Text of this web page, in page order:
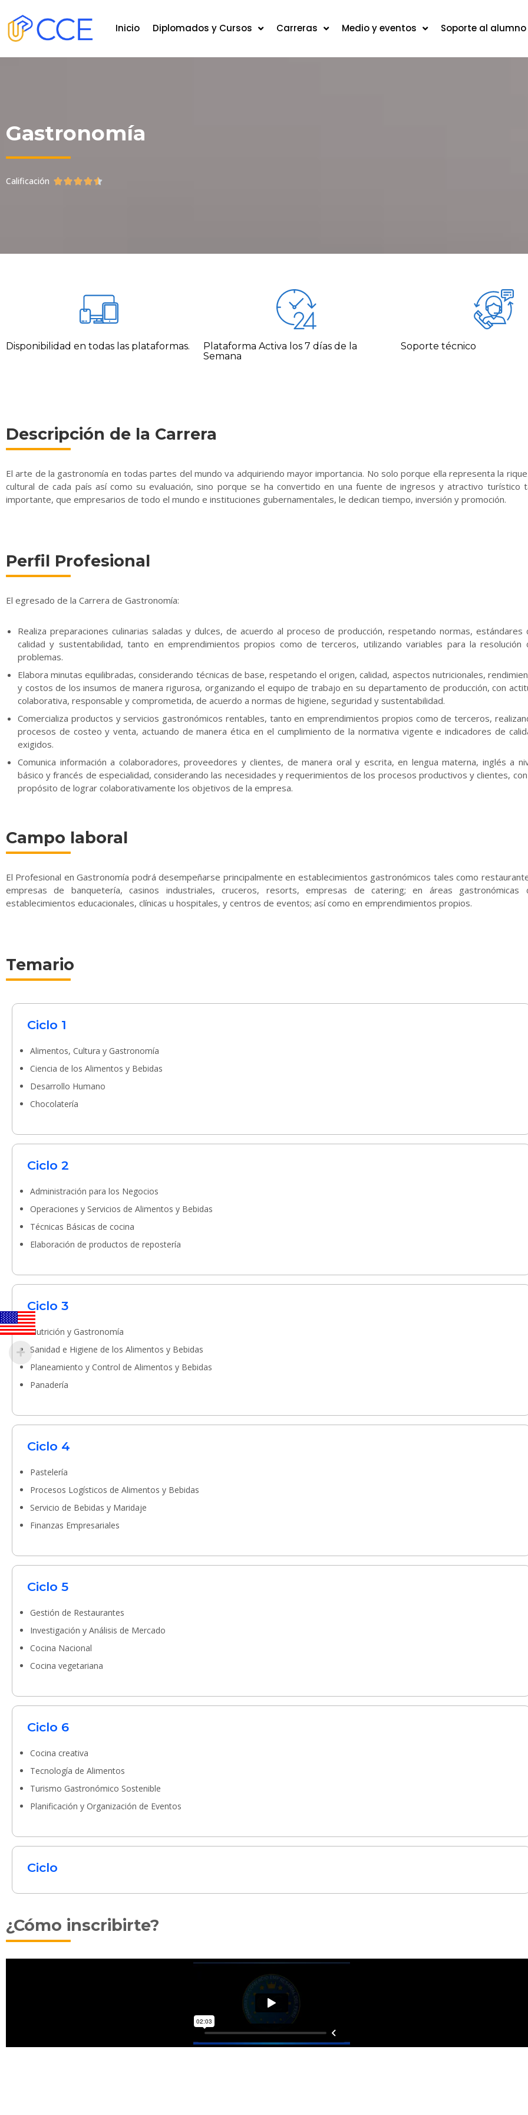
Inicio Diplomados y Cursos Carreras Medio y eventos Soporte al alumno
Gastronomía
Calificación 
Disponibilidad en todas las plataformas.
Plataforma Activa los 7 días de la
Semana
Soporte técnico
Descripción de la Carrera
El arte de la gastronomía en todas partes del mundo va adquiriendo mayor importancia. No solo porque ella representa la
cultural de cada país así como su evaluación, sino porque se ha convertido en una fuente de ingresos y atractivo turístico
importante, que empresarios de todo el mundo e instituciones gubernamentales, le dedican tiempo, inversión y promoción.
Perfil Profesional
El egresado de la Carrera de Gastronomía:
Realiza preparaciones culinarias saladas y dulces, de acuerdo al proceso de producción, respetando normas, estándares
calidad y sustentabilidad, tanto en emprendimientos propios como de terceros, utilizando variables para la resolución
problemas.
Elabora minutas equilibradas, considerando técnicas de base, respetando el origen, calidad, aspectos nutricionales,
y costos de los insumos de manera rigurosa, organizando el equipo de trabajo en su departamento de producción, con
colaborativa, responsable y comprometida, de acuerdo a normas de higiene, seguridad y sustentabilidad.
Comercializa productos y servicios gastronómicos rentables, tanto en emprendimientos propios como de terceros,
procesos de costeo y venta, actuando de manera ética en el cumplimiento de la normativa vigente e indicadores de
exigidos.
Comunica información a colaboradores, proveedores y clientes, de manera oral y escrita, en lengua materna, inglés a
básico y francés de especialidad, considerando las necesidades y requerimientos de los procesos productivos y clientes,
propósito de lograr colaborativamente los objetivos de la empresa.
Campo laboral
El Profesional en Gastronomía podrá desempeñarse principalmente en establecimientos gastronómicos tales como
empresas de banquetería, casinos industriales, cruceros, resorts, empresas de catering; en áreas gastronómicas
establecimientos educacionales, clínicas u hospitales, y centros de eventos; así como en emprendimientos propios.
Temario
Ciclo 1
Alimentos, Cultura y Gastronomía
Ciencia de los Alimentos y Bebidas
Desarrollo Humano
Chocolatería
Ciclo 2
Administración para los Negocios
Operaciones y Servicios de Alimentos y Bebidas
Técnicas Básicas de cocina
Elaboración de productos de repostería
Ciclo 3
Nutrición y Gastronomía
Sanidad e Higiene de los Alimentos y Bebidas
Planeamiento y Control de Alimentos y Bebidas
Panadería
Ciclo 4
Pastelería
Procesos Logísticos de Alimentos y Bebidas
Servicio de Bebidas y Maridaje
Finanzas Empresariales
Ciclo 5
Gestión de Restaurantes
Investigación y Análisis de Mercado
Cocina Nacional
Cocina vegetariana
Ciclo 6
Cocina creativa
Tecnología de Alimentos
Turismo Gastronómico Sostenible
Planificación y Organización de Eventos
Ciclo
¿Cómo inscribirte?